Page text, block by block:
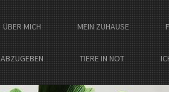
ÜBER MICH MEIN ZUHAUSE
ABZUGEBEN TIERE IN NOT